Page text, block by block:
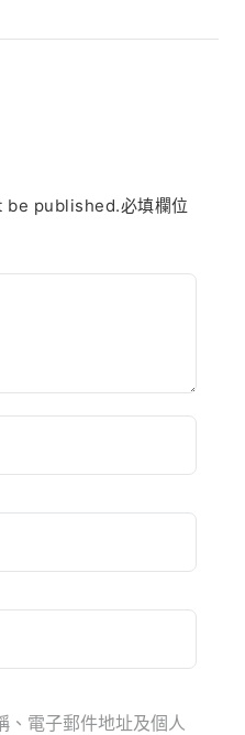
published.必填欄位
、電子郵件地址及個人